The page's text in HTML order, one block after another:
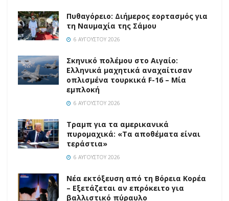
Πυθαγόρειο: Διήμερος εορτασμός για
τη Ναυμαχία της Σάμου
6 ΑΥΓΟΎΣΤΟΥ 2026
Σκηνικό πολέμου στο Αιγαίο:
Ελληνικά μαχητικά αναχαίτισαν
οπλισμένα τουρκικά F-16 – Μία
εμπλοκή
6 ΑΥΓΟΎΣΤΟΥ 2026
Τραμπ για τα αμερικανικά
πυρομαχικά: «Τα αποθέματα είναι
τεράστια»
6 ΑΥΓΟΎΣΤΟΥ 2026
Νέα εκτόξευση από τη Βόρεια Κορέα
– Εξετάζεται αν επρόκειτο για
βαλλιστικό πύραυλο